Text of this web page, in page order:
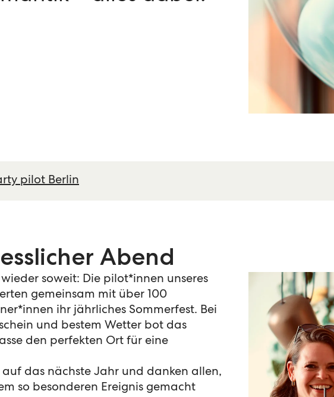
pilot Berlin
Abend
wieder soweit: Die pilot*innen unseres
gemeinsam mit über 100
ihr jährliches Sommerfest. Bei
und bestem Wetter bot das
den perfekten Ort für eine
auf das nächste Jahr und danken allen,
so besonderen Ereignis gemacht